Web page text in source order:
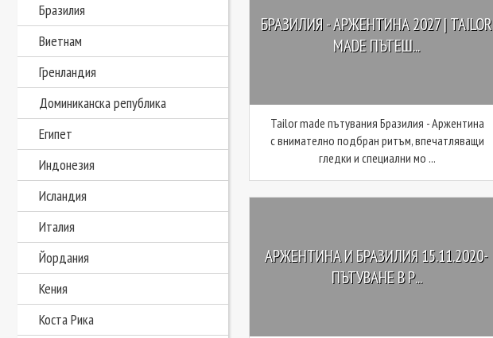
Бразилия
Виетнам
Гренландия
Доминиканска република
Египет
Индонезия
Исландия
Италия
Йордания
Кения
Коста Рика
БРАЗИЛИЯ - АРЖЕНТИНА 2027 | TAILOR
MADE ПЪТЕШ...
Tailor made пътувания Бразилия - Аржентина
с внимателно подбран ритъм, впечатляващи
гледки и специални мо ...
АРЖЕНТИНА И БРАЗИЛИЯ 15.11.2020-
ПЪТУВАНЕ В Р...